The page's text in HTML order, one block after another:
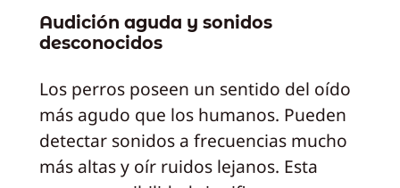
Audición aguda y sonidos
desconocidos
Los perros poseen un sentido del oído
más agudo que los humanos. Pueden
detectar sonidos a frecuencias mucho
más altas y oír ruidos lejanos. Esta